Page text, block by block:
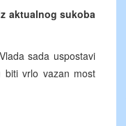
aktualnog sukoba
sada uspostavi
vrlo vazan most